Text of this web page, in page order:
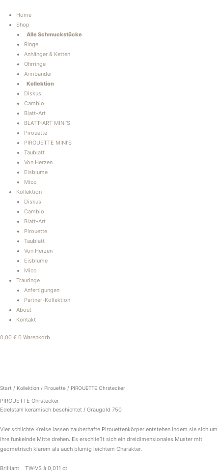
Inhalt
springen
Home
Shop
Alle Schmuckstücke
Ringe
Anhänger & Ketten
Ohrringe
Armbänder
Kollektion
Diskus
Cambio
Blatt-Art
BLATT-ART MINI’S
Pirouette
PIROUETTE MINI’S
Taublatt
Von Herzen
Eisblume
Mico
Kollektion
Diskus
Cambio
Blatt-Art
Pirouette
Taublatt
Von Herzen
Eisblume
Mico
Trauringe
Anfertigungen
Partner-Kollektion
About
Kontakt
0,00 € 0 Warenkorb
Start / Kollektion / Pirouette / PIROUETTE Ohrstecker
PIROUETTE Ohrstecker
Edelstahl keramisch beschichtet / Graugold 750
Vier schlichte Kreise lassen zauberhafte Pirouettenkörper entstehen indem sie sich um
ihre funkelnde Mitte drehen. Es erschließt sich ein dreidimensionales Muster mit
geometrisch klarem als auch blumig leichtem Charakter.
Brilliant TW-VS à 0,011 ct